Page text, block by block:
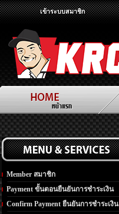
เข้าระบบสมาชิก
Member สมาชิก
Payment ขั้นตอนยืนยันการชำระเงิน
Confirm Payment ยืนยันการชำระเงิน